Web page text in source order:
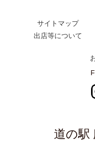
サイトマップ
出店等について
道の駅